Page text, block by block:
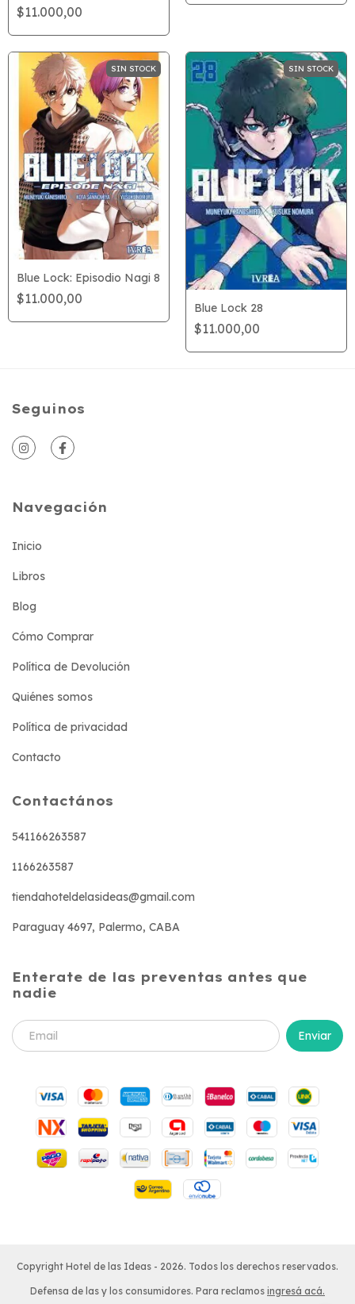
$11.000,00
SIN STOCK
Blue Lock: Episodio Nagi 8
$11.000,00
SIN STOCK
Blue Lock 28
$11.000,00
Seguinos
Navegación
Inicio
Libros
Blog
Cómo Comprar
Política de Devolución
Quiénes somos
Política de privacidad
Contacto
Contactános
541166263587
1166263587
tiendahoteldelasideas@gmail.com
Paraguay 4697, Palermo, CABA
Enterate de las preventas antes que
nadie
Copyright Hotel de las Ideas - 2026. Todos los derechos reservados.
Defensa de las y los consumidores. Para reclamos ingresá acá.